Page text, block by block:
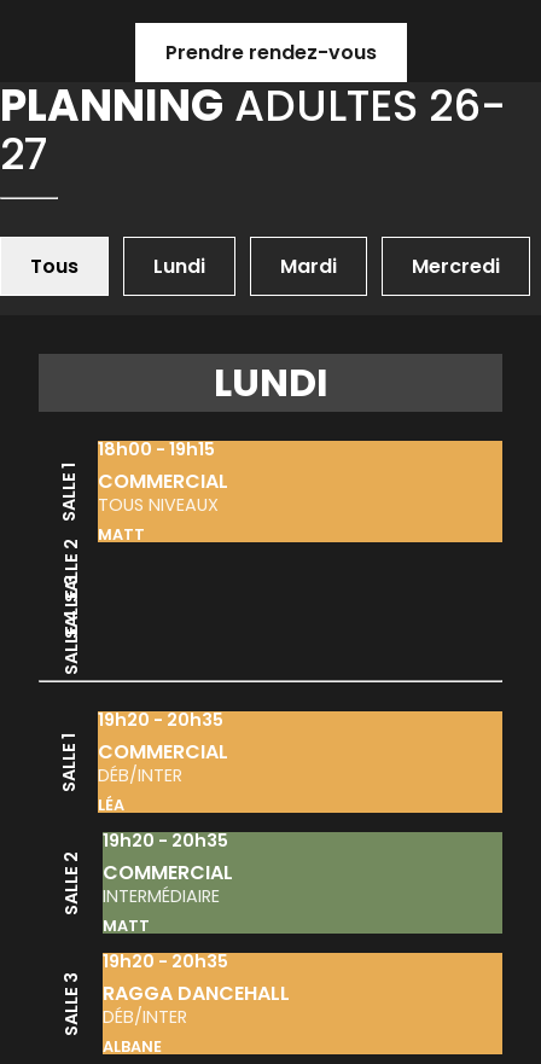
Prendre rendez-vous
PLANNING ADULTES 26-
27
Tous Lundi Mardi Mercredi
LUNDI
SALLE 1
18h00 - 19h15
COMMERCIAL
TOUS NIVEAUX
MATT
SALLE 2
SALLE 3
SALLE 4
SALLE 1
19h20 - 20h35
COMMERCIAL
DÉB/INTER
LÉA
SALLE 2
19h20 - 20h35
COMMERCIAL
INTERMÉDIAIRE
MATT
SALLE 3
19h20 - 20h35
RAGGA DANCEHALL
DÉB/INTER
ALBANE